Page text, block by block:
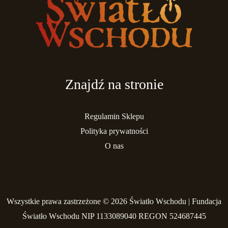
Znajdź na stronie
Regulamin Sklepu
Polityka prywatności
O nas
Wszystkie prawa zastrzeżone © 2026 Światło Wschodu | Fundacja
Światło Wschodu NIP 1133089040 REGON 524687445